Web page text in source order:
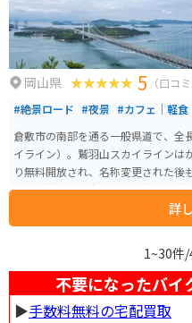
岡山県 5 （口コ
#絶景ロード #夜景 #カフェ｜軽食
倉敷市の南部を通る一般県道で、全
イライン）。鷲羽山スカイラインは
り無料開放され、名称変更された後
瀬戸内海から水島の工業地帯まで続
景色を眺めることが出来る。水島展
いに立ち並ぶ水島コンビナートが一
詳
1~30件
不要になったバイ
▶︎手数料無料の宅配買取